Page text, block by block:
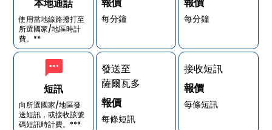
本地通話
使用當地線路撥打至
所選國家/地區時計
費。**
短訊
向所選國家/地區發
送短訊，或接收該號
碼短訊時計費。***
每分鐘
發送至
薩爾瓦多
報價
每條短訊
每分鐘
接收短訊
報價
每條短訊